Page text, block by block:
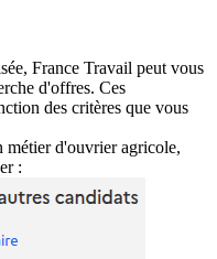
France Travail peut vous
d'offres. Ces
des critères que vous
métier d'ouvrier agricole,
: